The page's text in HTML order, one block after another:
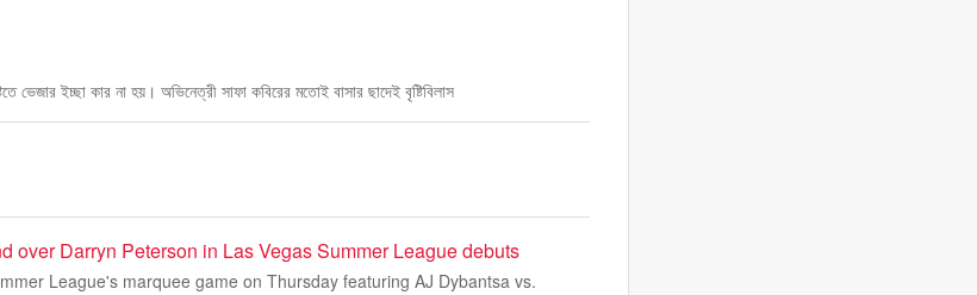
ভেজার ইচ্ছা কার না হয়। অভিনেত্রী সাফা কবিরের মতোই বাসার ছাদেই বৃষ্টিবিলাস
over Darryn Peterson in Las Vegas Summer League debuts
League's marquee game on Thursday featuring AJ Dybantsa vs.